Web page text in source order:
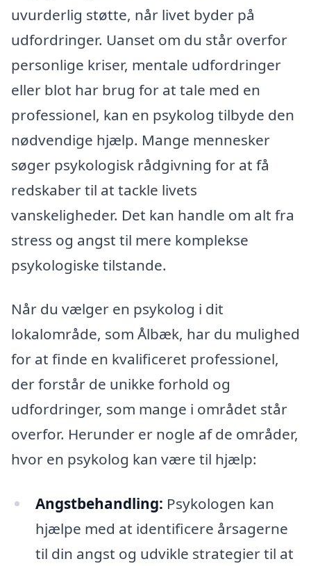
uvurderlig støtte, når livet byder på
udfordringer. Uanset om du står overfor
personlige kriser, mentale udfordringer
eller blot har brug for at tale med en
professionel, kan en psykolog tilbyde den
nødvendige hjælp. Mange mennesker
søger psykologisk rådgivning for at få
redskaber til at tackle livets
vanskeligheder. Det kan handle om alt fra
stress og angst til mere komplekse
psykologiske tilstande.
Når du vælger en psykolog i dit
lokalområde, som Ålbæk, har du mulighed
for at finde en kvalificeret professionel,
der forstår de unikke forhold og
udfordringer, som mange i området står
overfor. Herunder er nogle af de områder,
hvor en psykolog kan være til hjælp:
Angstbehandling: Psykologen kan
hjælpe med at identificere årsagerne
til din angst og udvikle strategier til at